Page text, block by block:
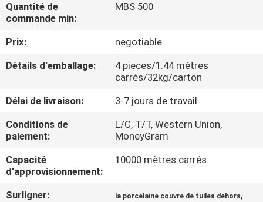
VISITE
DE
L'USINE
CONTRÔLE
DE
LA
QUALITÉ
Quantité de
commande min:
MBS 500
Prix:
negotiable
Détails d'emballage:
4 pieces/1.44 mètres
carrés/32kg/carton
Délai de livraison:
3-7 jours de travail
Conditions de
paiement:
L/C, T/T, Western Union,
MoneyGram
Capacité
d'approvisionnement:
10000 mètres carrés
Surligner: la porcelaine couvre de tuiles dehors,